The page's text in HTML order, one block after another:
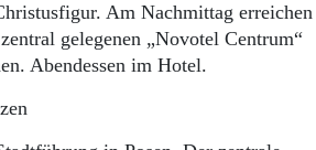
Am Nachmittag erreichen
gelegenen „Novotel Centrum“
Abendessen im Hotel.